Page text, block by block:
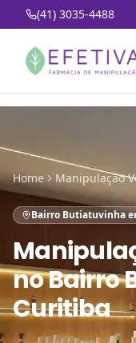
(41) 3035-4488
Home Manipulação
Bairro Butiatuvinha
noBairro
Curitiba